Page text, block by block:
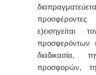
ε)εισηγείται
διαδικασία,
προσφορών,